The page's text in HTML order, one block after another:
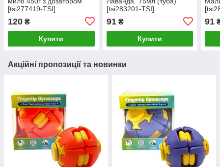
[tsi277419-TSI]
120 ₴
Купити
[tsi283201-TSI]
91₴
Купити
91
Акційні пропозиції та новинки